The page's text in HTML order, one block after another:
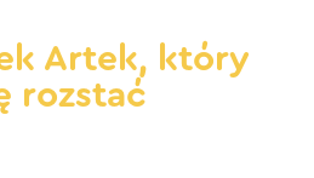
Artek, który
rozstać